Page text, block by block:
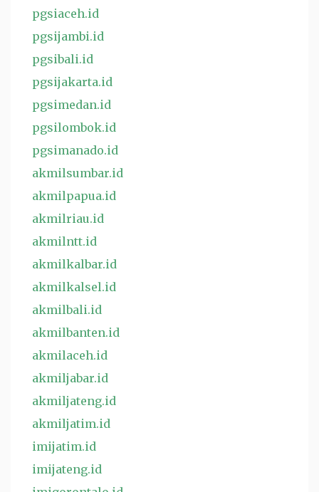
pgsiaceh.id
pgsijambi.id
pgsibali.id
pgsijakarta.id
pgsimedan.id
pgsilombok.id
pgsimanado.id
akmilsumbar.id
akmilpapua.id
akmilriau.id
akmilntt.id
akmilkalbar.id
akmilkalsel.id
akmilbali.id
akmilbanten.id
akmilaceh.id
akmiljabar.id
akmiljateng.id
akmiljatim.id
imijatim.id
imijateng.id